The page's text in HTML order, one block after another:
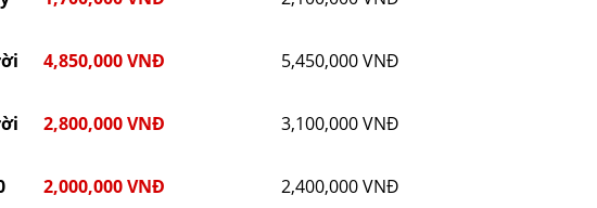
4,850,000 VNĐ 5,450,000 VNĐ
2,800,000 VNĐ 3,100,000 VNĐ
2,000,000 VNĐ 2,400,000 VNĐ